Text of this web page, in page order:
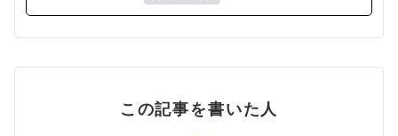
この記事を書いた人